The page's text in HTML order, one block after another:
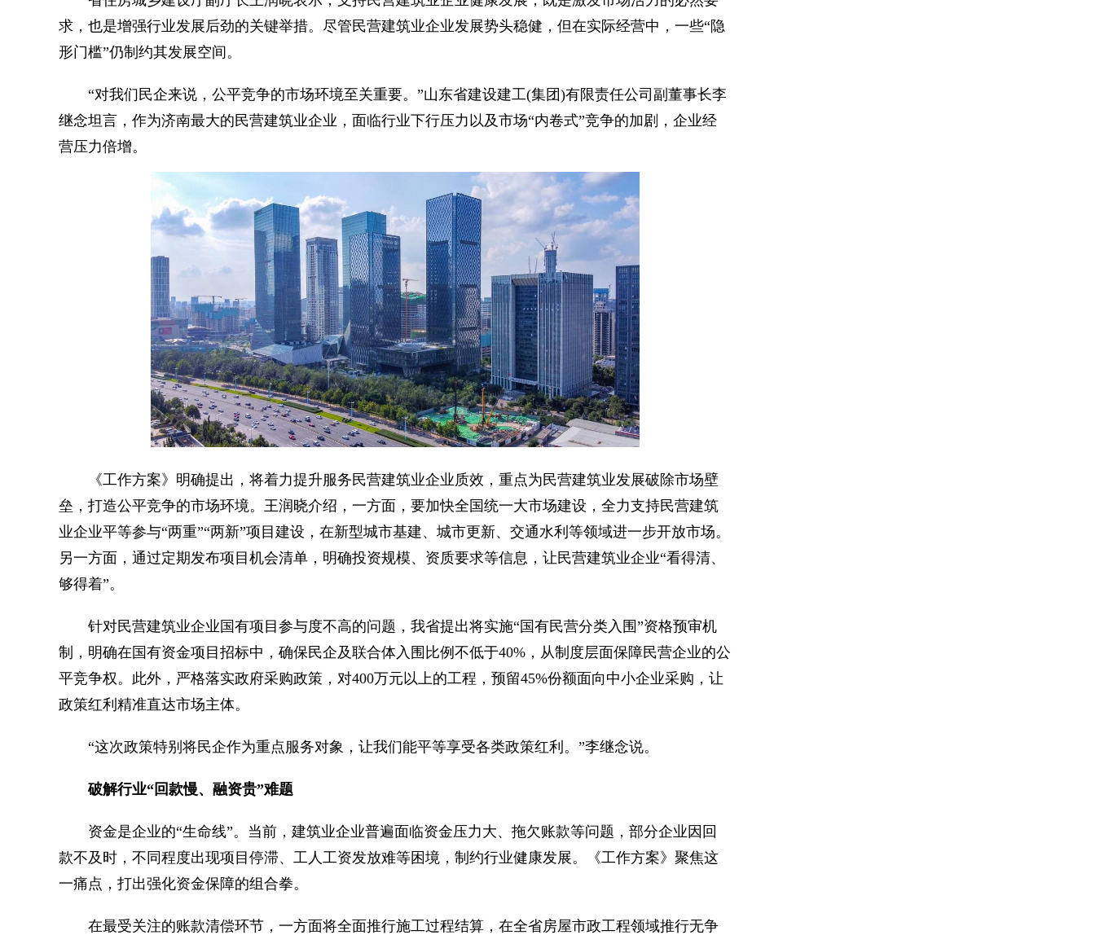
求，也是增强行业发展后劲的关键举措。尽管民营建筑业企业发展势头稳健，但在实际经营中，一些“隐
形门槛”仍制约其发展空间。
“对我们民企来说，公平竞争的市场环境至关重要。”山东省建设建工(集团)有限责任公司副董事长李
继念坦言，作为济南最大的民营建筑业企业，面临行业下行压力以及市场“内卷式”竞争的加剧，企业经
营压力倍增。
《工作方案》明确提出，将着力提升服务民营建筑业企业质效，重点为民营建筑业发展破除市场壁
垒，打造公平竞争的市场环境。王润晓介绍，一方面，要加快全国统一大市场建设，全力支持民营建筑
业企业平等参与“两重”“两新”项目建设，在新型城市基建、城市更新、交通水利等领域进一步开放市场。
另一方面，通过定期发布项目机会清单，明确投资规模、资质要求等信息，让民营建筑业企业“看得清、
够得着”。
针对民营建筑业企业国有项目参与度不高的问题，我省提出将实施“国有民营分类入围”资格预审机
制，明确在国有资金项目招标中，确保民企及联合体入围比例不低于40%，从制度层面保障民营企业的公
平竞争权。此外，严格落实政府采购政策，对400万元以上的工程，预留45%份额面向中小企业采购，让
政策红利精准直达市场主体。
“这次政策特别将民企作为重点服务对象，让我们能平等享受各类政策红利。”李继念说。
破解行业“回款慢、融资贵”难题
资金是企业的“生命线”。当前，建筑业企业普遍面临资金压力大、拖欠账款等问题，部分企业因回
款不及时，不同程度出现项目停滞、工人工资发放难等困境，制约行业健康发展。《工作方案》聚焦这
一痛点，打出强化资金保障的组合拳。
在最受关注的账款清偿环节，一方面将全面推行施工过程结算，在全省房屋市政工程领域推行无争